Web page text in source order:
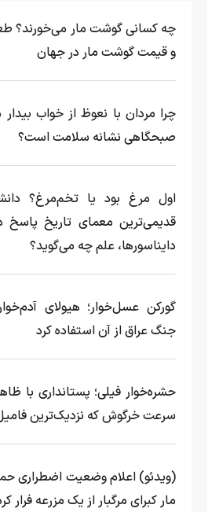
چه کسانی گوشت مار می‌خورند؟
و قیمت گوشت مار در جهان
چرا مردان با نعوظ از خواب
صبحگاهی نشانه سلامت است؟
اول مرغ بود یا تخم‌مرغ؟
قدیمی‌ترین معمای تاریخ پاسخ
دایناسورها، علم چه می‌گوید؟
گورکن عسل‌خوار؛ هیولای
جنگ عراق از آن استفاده کرد
حشره‌خوار فیلی؛ پستانداری با
سرعت خرگوش که نزدیک‌ترین
مار کبرای مرگبار از یک مزرعه‌ فرار